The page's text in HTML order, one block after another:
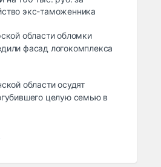
экс-таможенника
области обломки
фасад логокомплекса
области осудят
целую семью в